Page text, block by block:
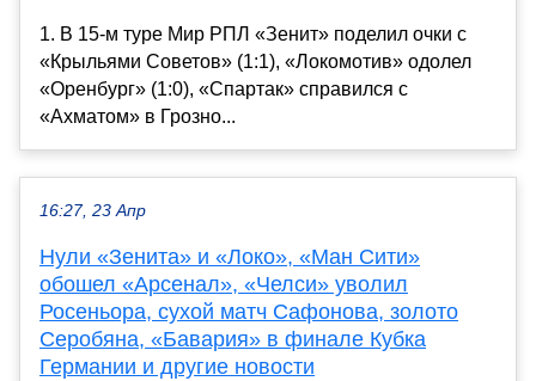
1. В 15-м туре Мир РПЛ «Зенит» поделил очки с
«Крыльями Советов» (1:1), «Локомотив» одолел
«Оренбург» (1:0), «Спартак» справился с
«Ахматом» в Грозно...
16:27, 23 Апр
Нули «Зенита» и «Локо», «Ман Сити»
обошел «Арсенал», «Челси» уволил
Росеньора, сухой матч Сафонова, золото
Серобяна, «Бавария» в финале Кубка
Германии и другие новости